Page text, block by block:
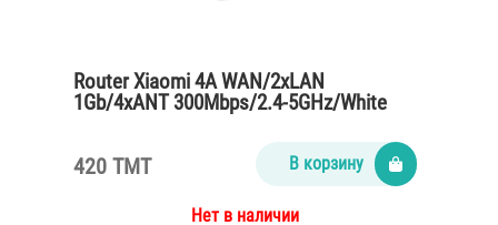
Router Xiaomi 4A WAN/2xLAN
1Gb/4xANT 300Mbps/2.4-5GHz/White
420 TMT В корзину
Нет в наличии